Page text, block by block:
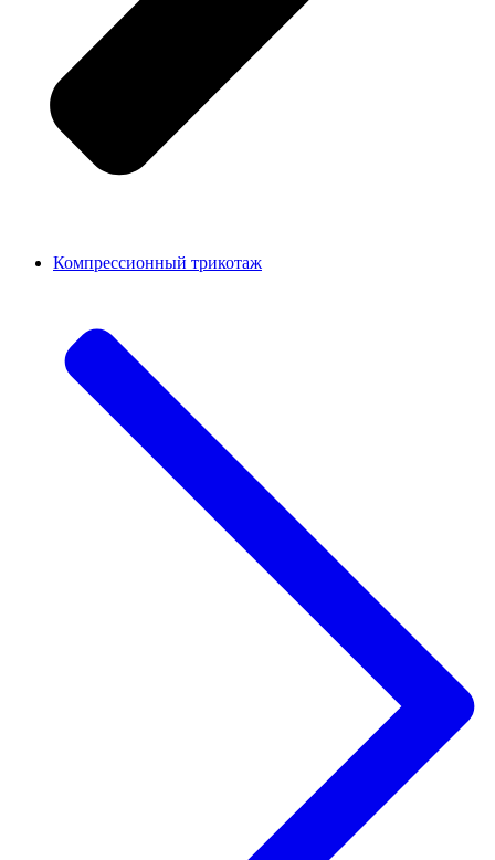
Компрессионный трикотаж